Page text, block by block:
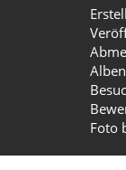
Alben
Foto